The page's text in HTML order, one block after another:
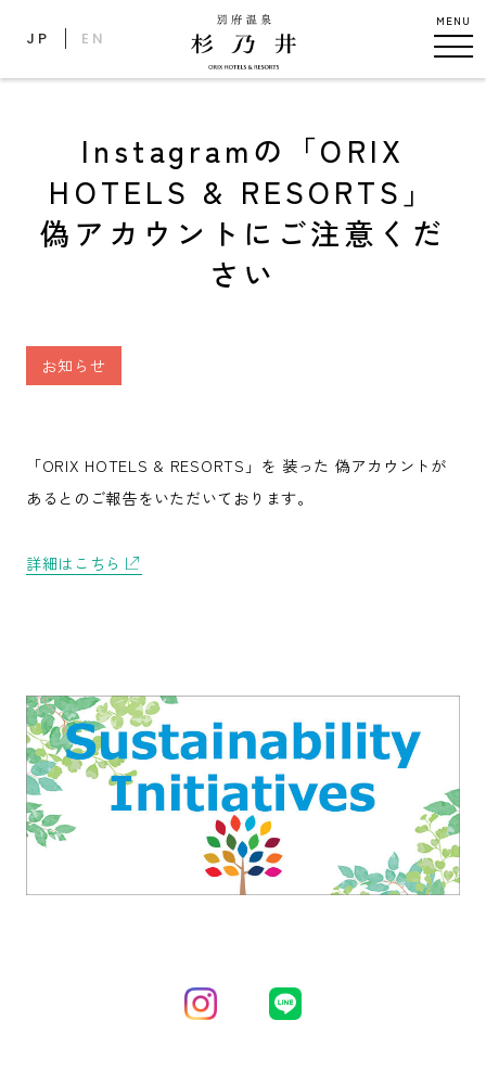
JP EN
MENU
Instagramの「ORIX
HOTELS & RESORTS」
偽アカウントにご注意くだ
さい
お知らせ
「ORIX HOTELS & RESORTS」を 装った 偽アカウントが
あるとのご報告をいただいております。
詳細はこちら